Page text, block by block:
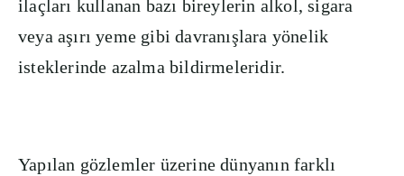
ilaçları kullanan bazı bireylerin alkol, sigara
veya aşırı yeme gibi davranışlara yönelik
isteklerinde azalma bildirmeleridir.
Yapılan gözlemler üzerine dünyanın farklı